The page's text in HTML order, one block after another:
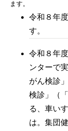
ます。
令和８年
す。
令和８年
ンターで
がん検診
検診」（
る、車い
は。集団